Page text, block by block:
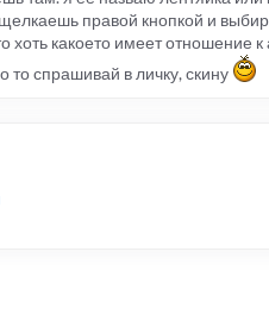
правой кнопкой и
хоть какоето имеет отношение
то спрашивай в личку, скину